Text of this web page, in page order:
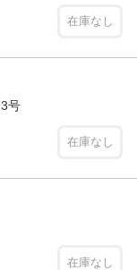
在庫なし
号
在庫なし
在庫なし